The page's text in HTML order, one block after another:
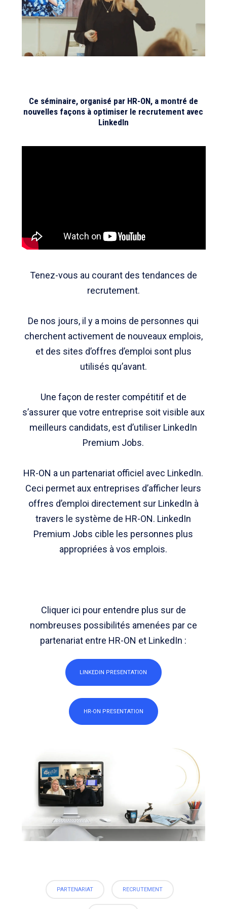
Ce séminaire, organisé par HR-ON, a montré de
nouvelles façons à optimiser le recrutement avec
LinkedIn
Tenez-vous au courant des tendances de
recrutement.
De nos jours, il y a moins de personnes qui
cherchent activement de nouveaux emplois,
et des sites d’offres d’emploi sont plus
utilisés qu’avant.
Une façon de rester compétitif et de
s’assurer que votre entreprise soit visible aux
meilleurs candidats, est d’utiliser LinkedIn
Premium Jobs.
HR-ON a un partenariat officiel avec LinkedIn.
Ceci permet aux entreprises d’afficher leurs
offres d’emploi directement sur LinkedIn à
travers le système de HR-ON. LinkedIn
Premium Jobs cible les personnes plus
appropriées à vos emplois.
Cliquer ici pour entendre plus sur de
nombreuses possibilités amenées par ce
partenariat entre HR-ON et LinkedIn :
LINKEDIN PRESENTATION
HR-ON PRESENTATION
PARTENARIAT RECRUTEMENT